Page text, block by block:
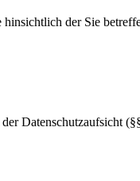
der Sie
Datenschutzaufsicht